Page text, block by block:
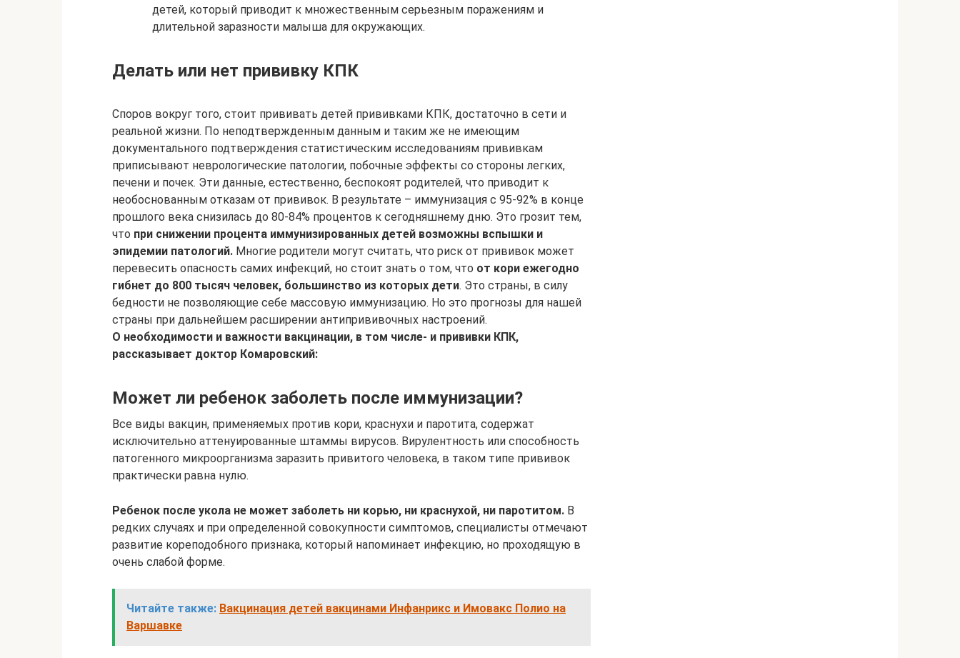
детей, который приводит к множественным серьезным поражениям и
длительной заразности малыша для окружающих.
Делать или нет прививку КПК
Споров вокруг того, стоит прививать детей прививками КПК, достаточно в сети и
реальной жизни. По неподтвержденным данным и таким же не имеющим
документального подтверждения статистическим исследованиям прививкам
приписывают неврологические патологии, побочные эффекты со стороны легких,
печени и почек. Эти данные, естественно, беспокоят родителей, что приводит к
необоснованным отказам от прививок. В результате – иммунизация с 95-92% в конце
прошлого века снизилась до 80-84% процентов к сегодняшнему дню. Это грозит тем,
что при снижении процента иммунизированных детей возможны вспышки и
эпидемии патологий. Многие родители могут считать, что риск от прививок может
перевесить опасность самих инфекций, но стоит знать о том, что от кори ежегодно
гибнет до 800 тысяч человек, большинство из которых дети. Это страны, в силу
бедности не позволяющие себе массовую иммунизацию. Но это прогнозы для нашей
страны при дальнейшем расширении антипрививочных настроений.
О необходимости и важности вакцинации, в том числе- и прививки КПК,
рассказывает доктор Комаровский:
Может ли ребенок заболеть после иммунизации?
Все виды вакцин, применяемых против кори, краснухи и паротита, содержат
исключительно аттенуированные штаммы вирусов. Вирулентность или способность
патогенного микроорганизма заразить привитого человека, в таком типе прививок
практически равна нулю.
Ребенок после укола не может заболеть ни корью, ни краснухой, ни паротитом. В
редких случаях и при определенной совокупности симптомов, специалисты отмечают
развитие кореподобного признака, который напоминает инфекцию, но проходящую в
очень слабой форме.
Читайте также: Вакцинация детей вакцинами Инфанрикс и Имовакс Полио на
Варшавке